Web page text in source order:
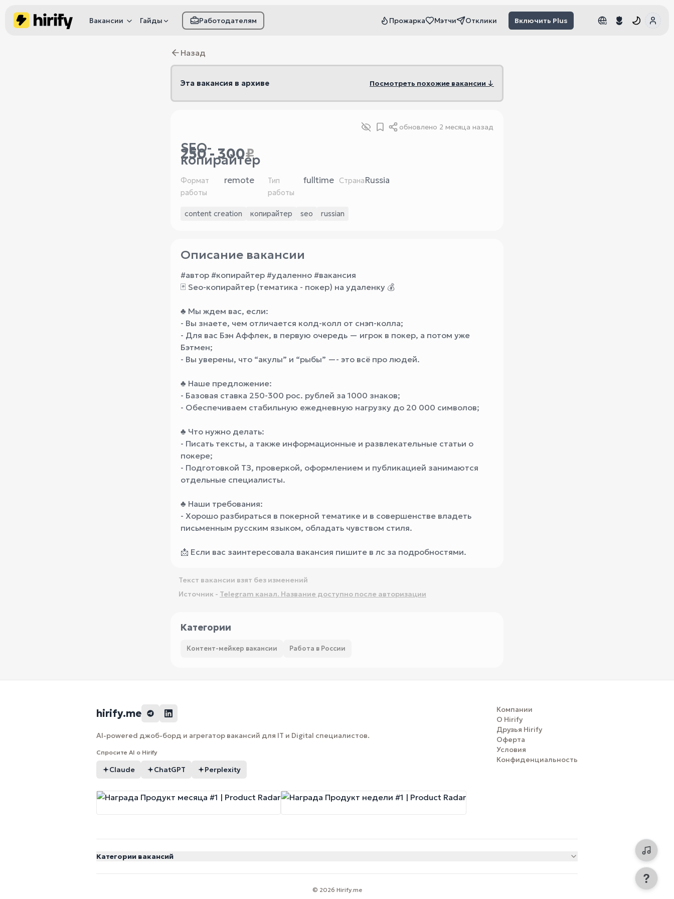
Вакансии Гайды Работодателям Прожарка Мэтчи Отклики Включить Plus RU
Назад
Эта вакансия в архиве Посмотреть похожие вакансии ↓
обновлено 2 месяца назад
SEO-
копирайтер
250 - 300₽
Формат
работы
remote
Тип
работы
fulltime СтранаRussia
content creation копирайтер seo russian
Описание вакансии
#автор #копирайтер #удаленно #вакансия
🃏 Seo-копирайтер (тематика - покер) на удаленку 💰
♣️ Мы ждем вас, если:
- Вы знаете, чем отличается колд-колл от снэп-колла;
- Для вас Бэн Аффлек, в первую очередь — игрок в покер, а потом уже
Бэтмен;
- Вы уверены, что “акулы” и “рыбы” —- это всё про людей.
♣️ Наше предложение:
- Базовая ставка 250-300 рос. рублей за 1000 знаков;
- Обеспечиваем стабильную ежедневную нагрузку до 20 000 символов;
♣️ Что нужно делать:
- Писать тексты, а также информационные и развлекательные статьи о
покере;
- Подготовкой ТЗ, проверкой, оформлением и публикацией занимаются
отдельные специалисты.
♣️ Наши требования:
- Хорошо разбираться в покерной тематике и в совершенстве владеть
письменным русским языком, обладать чувством стиля.
📩 Если вас заинтересовала вакансия пишите в лс за подробностями.
Текст вакансии взят без изменений
Источник - Telegram канал. Название доступно после авторизации
Категории
Контент-мейкер вакансии Работа в России
hirify.me
AI-powered джоб-борд и агрегатор вакансий для IT и Digital специалистов.
Спросите AI о Hirify
Claude ChatGPT Perplexity
Компании
О Hirify
Друзья Hirify
Оферта
Условия
Конфиденциальность
Категории вакансий
© 2026 Hirify.me